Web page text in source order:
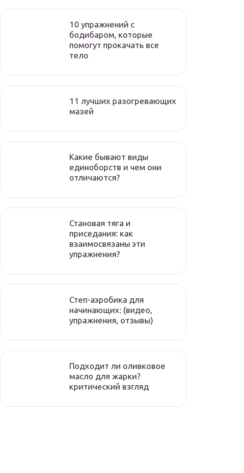
10 упражнений с
бодибаром, которые
помогут прокачать все
тело
11 лучших разогревающих
мазей
Какие бывают виды
единоборств и чем они
отличаются?
Становая тяга и
приседания: как
взаимосвязаны эти
упражнения?
Степ-аэробика для
начинающих: (видео,
упражнения, отзывы)
Подходит ли оливковое
масло для жарки?
критический взгляд